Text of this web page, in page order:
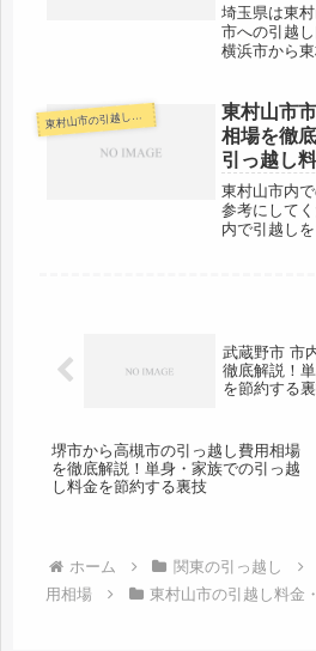
金を節約
埼玉県は東
市への引越
横浜市から
50kmとすこ
時間前後の
東 村山市の引越し料金・代金相場・見積り情報
東村山市
相場を徹
引っ越し
東村山市内
参考にして
内で引越し
武蔵野市 市
徹底解説！
を節約する
堺市から高槻市の引っ越し費用相場
を徹底解説！単身・家族での引っ越
し料金を節約する裏技
ホーム 関東の引っ越し
用相場
東村山市の引越し料金